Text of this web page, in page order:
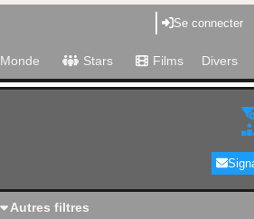
Se connecter
Monde Stars Films Divers
Autres filtres